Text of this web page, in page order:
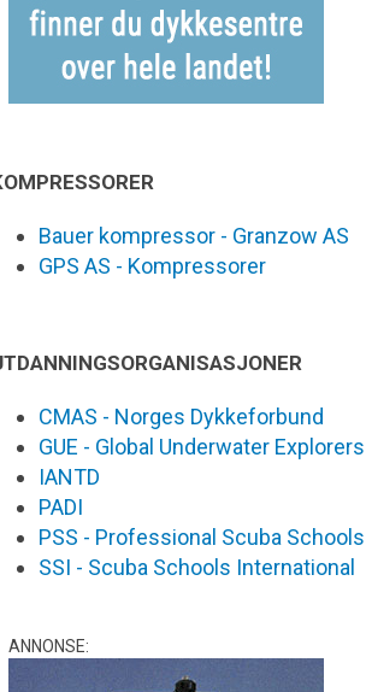
Bauer kompressor - Granzow AS
GPS AS - Kompressorer
CMAS - Norges Dykkeforbund
GUE - Global Underwater Explorers
IANTD
PADI
PSS - Professional Scuba Schools
SSI - Scuba Schools International
ANNONSE: